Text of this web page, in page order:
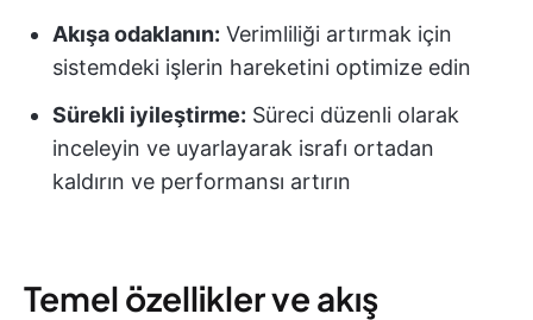
Akışa odaklanın: Verimliliği artırmak için
sistemdeki işlerin hareketini optimize edin
Sürekli iyileştirme: Süreci düzenli olarak
inceleyin ve uyarlayarak israfı ortadan
kaldırın ve performansı artırın
Temel özellikler ve akış